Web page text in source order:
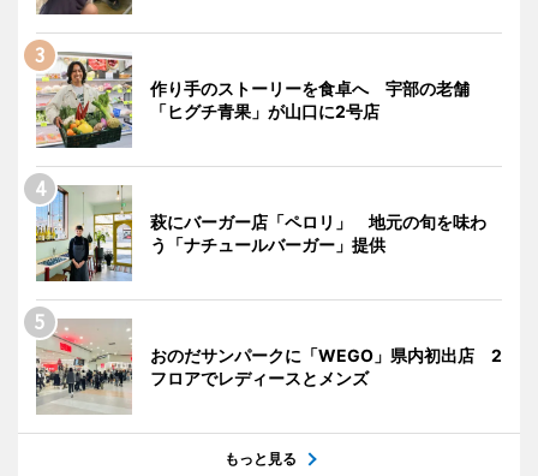
作り手のストーリーを食卓へ 宇部の老舗
「ヒグチ青果」が山口に2号店
萩にバーガー店「ペロリ」 地元の旬を味わ
う「ナチュールバーガー」提供
おのだサンパークに「WEGO」県内初出店 2
フロアでレディースとメンズ
もっと見る